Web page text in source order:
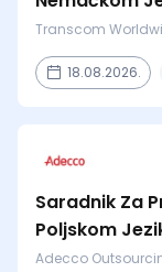
Transcom
18.08.2026.
Saradnik Za
Poljskom
Adecco